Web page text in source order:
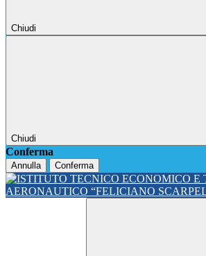
Chiudi
Chiudi
Conferma
Annulla Conferma